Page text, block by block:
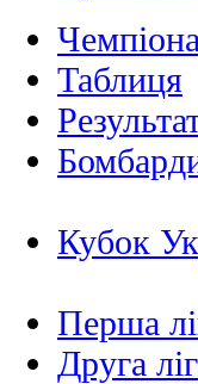
Таблиця
Кубок
Перша
Друга